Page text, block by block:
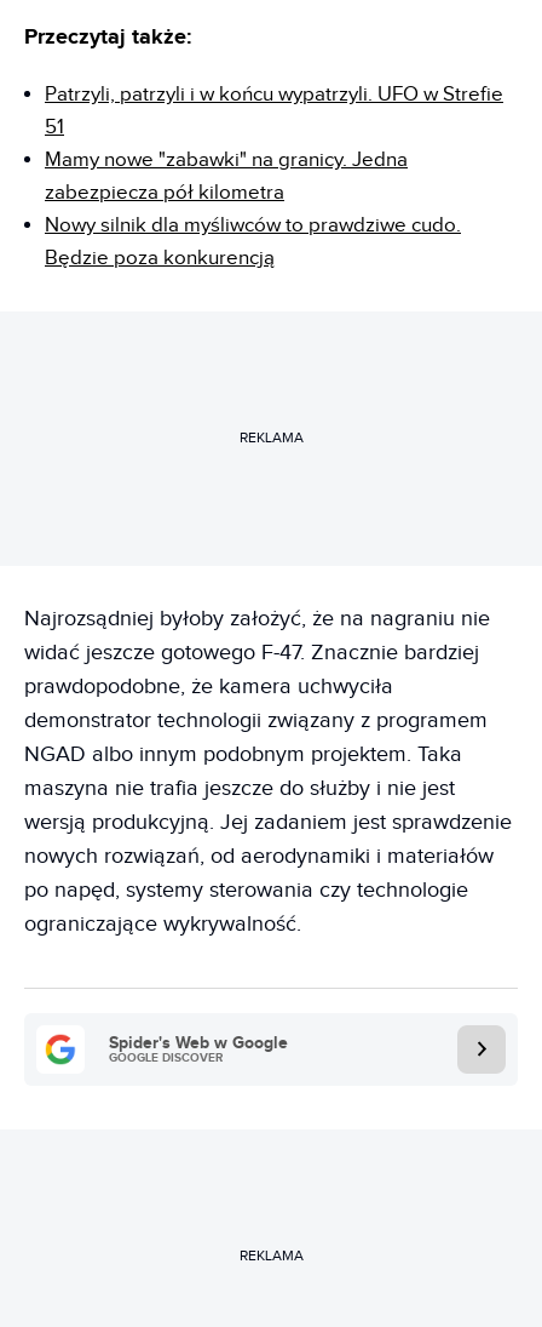
Przeczytaj także:
Patrzyli, patrzyli i w końcu wypatrzyli. UFO w Strefie
51
Mamy nowe "zabawki" na granicy. Jedna
zabezpiecza pół kilometra
Nowy silnik dla myśliwców to prawdziwe cudo.
Będzie poza konkurencją
REKLAMA
Najrozsądniej byłoby założyć, że na nagraniu nie
widać jeszcze gotowego F-47. Znacznie bardziej
prawdopodobne, że kamera uchwyciła
demonstrator technologii związany z programem
NGAD albo innym podobnym projektem. Taka
maszyna nie trafia jeszcze do służby i nie jest
wersją produkcyjną. Jej zadaniem jest sprawdzenie
nowych rozwiązań, od aerodynamiki i materiałów
po napęd, systemy sterowania czy technologie
ograniczające wykrywalność.
Spider's Web w Google
GOOGLE DISCOVER
REKLAMA